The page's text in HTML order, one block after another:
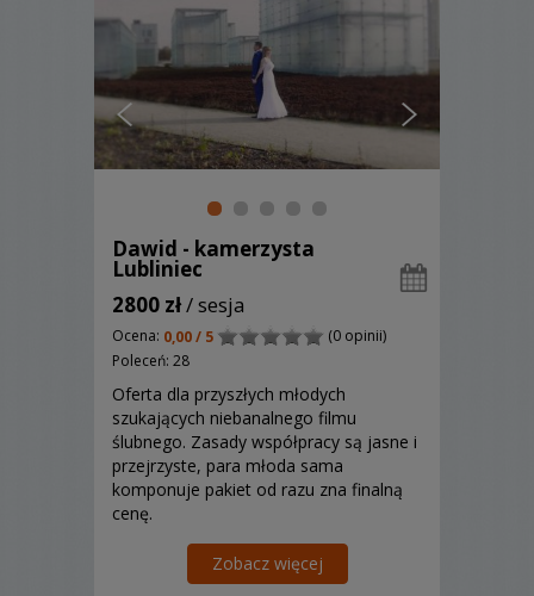
Dawid - kamerzysta
Lubliniec
2800 zł/ sesja
Ocena: 0,00 / 5
(0 opinii)
Poleceń: 28
Oferta dla przyszłych młodych
szukających niebanalnego filmu
ślubnego. Zasady współpracy są jasne i
przejrzyste, para młoda sama
komponuje pakiet od razu zna finalną
cenę.
Zobacz więcej